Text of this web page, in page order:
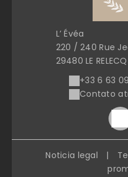
L’ Évéa
220 / 240 Rue
29480 LE
+33 6 63
Contato
Noticia legal |